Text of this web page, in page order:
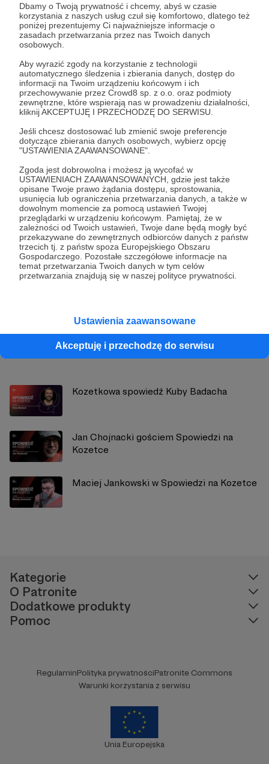
Dbamy o Twoją prywatność i chcemy, abyś w czasie
korzystania z naszych usług czuł się komfortowo, dlatego też
poniżej prezentujemy Ci najważniejsze informacje o
zasadach przetwarzania przez nas Twoich danych
osobowych.
Aby wyrazić zgody na korzystanie z technologii
automatycznego śledzenia i zbierania danych, dostęp do
informacji na Twoim urządzeniu końcowym i ich
przechowywanie przez Crowd8 sp. z o.o. oraz podmioty
zewnętrzne, które wspierają nas w prowadzeniu działalności,
kliknij AKCEPTUJĘ I PRZECHODZĘ DO SERWISU.
Jeśli chcesz dostosować lub zmienić swoje preferencje
dotyczące zbierania danych osobowych, wybierz opcję
"USTAWIENIA ZAAWANSOWANE".
Zgoda jest dobrowolna i możesz ją wycofać w
USTAWIENIACH ZAAWANSOWANYCH, gdzie jest także
opisane Twoje prawo żądania dostępu, sprostowania,
usunięcia lub ograniczenia przetwarzania danych, a także w
dowolnym momencie za pomocą ustawień Twojej
przeglądarki w urządzeniu końcowym. Pamiętaj, że w
zależności od Twoich ustawień, Twoje dane będą mogły być
przekazywane do zewnętrznych odbiorców danych z państw
trzecich tj. z państw spoza Europejskiego Obszaru
Gospodarczego. Pozostałe szczegółowe informacje na
temat przetwarzania Twoich danych w tym celów
przetwarzania znajdują się w naszej polityce prywatności.
Ustawienia zaawansowane
Akceptuję i przechodzę do serwisu
Post dostępny tylko dla Patronów
Aby zobaczyć ten materiał musisz być zalogowany
Zostań Patronem
Zaloguj się
podziękowania Dzień Patronów 16 kwietnia film
Udostępnij
Radio Nowy Świat
Zobacz również
Kozetkowa spowiedź Kuby Badacha
Jan Chojnacki gościem Spowiedzi na
Kozetce
Maciej Jankowski w Spowiedzi na Kozetce
Kategorie
O Patronite
Dodatkowe produkty
Pomoc
RegulaminPolityka prywatnościPatronite Commons
Warunki korzystania z serwisu
Unia Europejska